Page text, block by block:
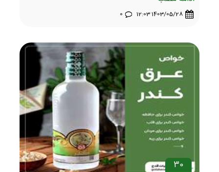
1403/05/28 12:03
0
30